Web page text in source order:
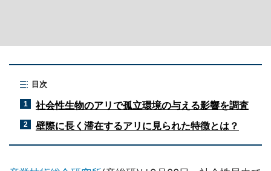
目次
1 社会性生物のアリで孤立環境の与える影響を調査
2 壁際に長く滞在するアリに見られた特徴とは？